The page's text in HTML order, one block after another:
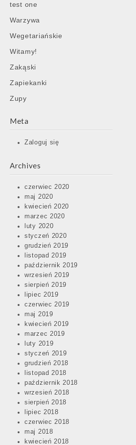
test one
Warzywa
Wegetariańskie
Witamy!
Zakąski
Zapiekanki
Zupy
Meta
Zaloguj się
Archives
czerwiec 2020
maj 2020
kwiecień 2020
marzec 2020
luty 2020
styczeń 2020
grudzień 2019
listopad 2019
październik 2019
wrzesień 2019
sierpień 2019
lipiec 2019
czerwiec 2019
maj 2019
kwiecień 2019
marzec 2019
luty 2019
styczeń 2019
grudzień 2018
listopad 2018
październik 2018
wrzesień 2018
sierpień 2018
lipiec 2018
czerwiec 2018
maj 2018
kwiecień 2018